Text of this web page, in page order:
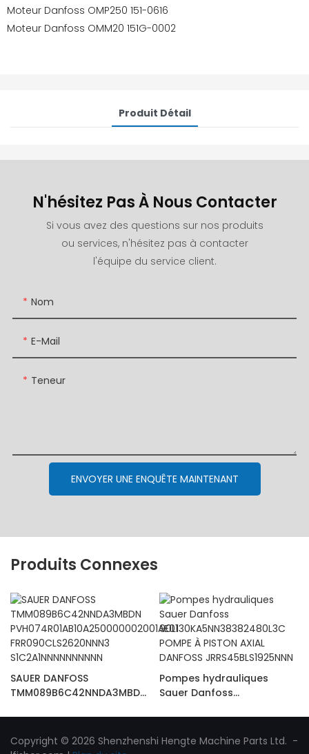
Moteur Danfoss OMP250 151-0616
Moteur Danfoss OMM20 151G-0002
Produit Détail
N'hésitez Pas À Nous Contacter
Si vous avez des questions sur nos produits
ou services, n'hésitez pas à contacter
l'équipe du service client.
Nom
E-Mail
Teneur
ENVOYER UNE ENQUÊTE MAINTENANT
Produits Connexes
SAUER DANFOSS
TMM089B6C42NNDA3MBDN
FRR090CLS2620NNN3
S1C2A1NNNNNNNNNN
Pompes hydrauliques
Sauer Danfoss
DANFOSS
JRRS45BLS1925NNN
Copyright © 2026 Shenzhenshi Hengte Machine Parts Ltd. -